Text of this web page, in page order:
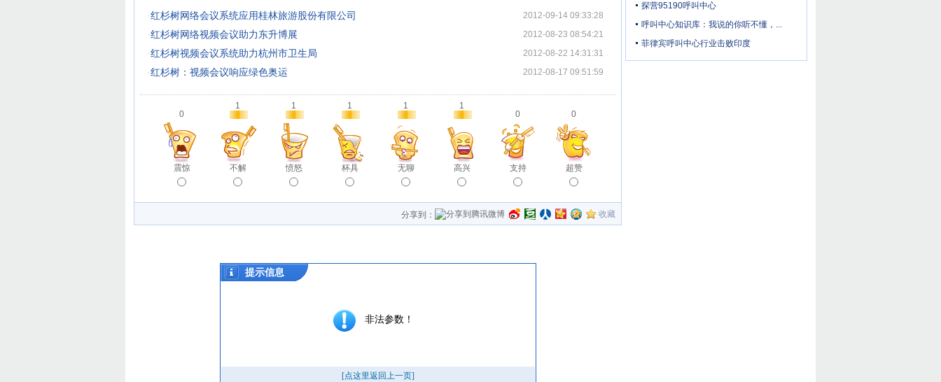
·红杉树网络会议系统应用桂林旅游股份有限公司 2012-09-14 09:33:28
·红杉树网络视频会议助力东升博展 2012-08-23 08:54:21
·红杉树视频会议系统助力杭州市卫生局 2012-08-22 14:31:31
·红杉树：视频会议响应绿色奥运 2012-08-17 09:51:59
0
震惊
1
不解
1
愤怒
1
杯具
1
无聊
1
高兴
0
支持
0
超赞
分享到： 收藏
探营95190呼叫中心
呼叫中心知识库：我说的你听不懂，...
菲律宾呼叫中心行业击败印度